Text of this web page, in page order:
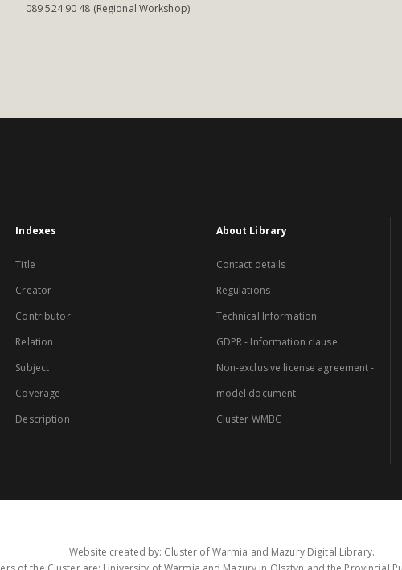
089 524 90 48 (Regional Workshop)
Indexes
Title
Creator
Contributor
Relation
Subject
Coverage
Description
About Library
Contact details
Regulations
Technical Information
GDPR - Information clause
Non-exclusive license agreement -
model document
Cluster WMBC
Website created by: Cluster of Warmia and Mazury Digital Library.